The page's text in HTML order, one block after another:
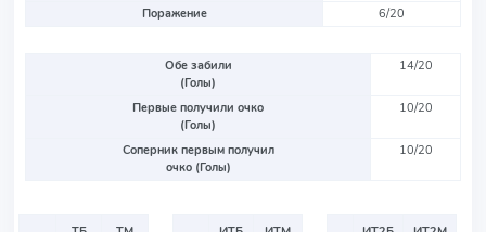
Поражение 6/20
Обе забили
(Голы)
14/20
Первые получили очко
(Голы)
10/20
Соперник первым получил
очко (Голы)
10/20